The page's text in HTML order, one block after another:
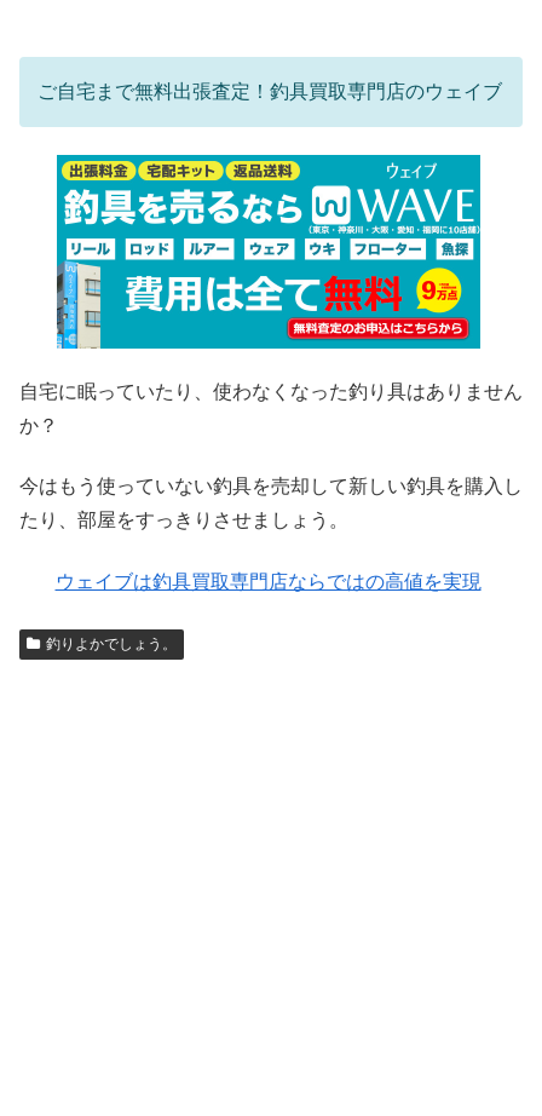
ご自宅まで無料出張査定！釣具買取専門店のウェイブ
自宅に眠っていたり、使わなくなった釣り具はありません
か？
今はもう使っていない釣具を売却して新しい釣具を購入し
たり、部屋をすっきりさせましょう。
ウェイブは釣具買取専門店ならではの高値を実現
釣りよかでしょう。